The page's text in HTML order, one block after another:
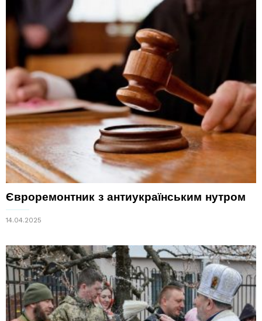
Євроремонтник з антиукраїнським нутром
14.04.2025